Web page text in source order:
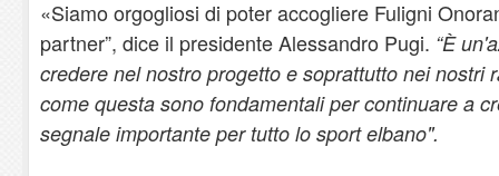
«Siamo orgogliosi di poter accogliere Fuligni
partner”, dice il presidente Alessandro Pugi. “È
credere nel nostro progetto e soprattutto nei nostri
come questa sono fondamentali per continuare a
segnale importante per tutto lo sport elbano".